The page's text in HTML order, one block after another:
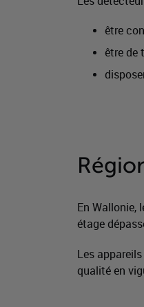
être
être de
En Wallonie,
étage
Les
qualité en